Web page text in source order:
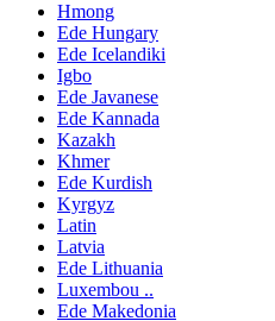
Hmong
Ede Hungary
Ede Icelandiki
Igbo
Ede Javanese
Ede Kannada
Kazakh
Khmer
Ede Kurdish
Kyrgyz
Latin
Latvia
Ede Lithuania
Luxembou ..
Ede Makedonia